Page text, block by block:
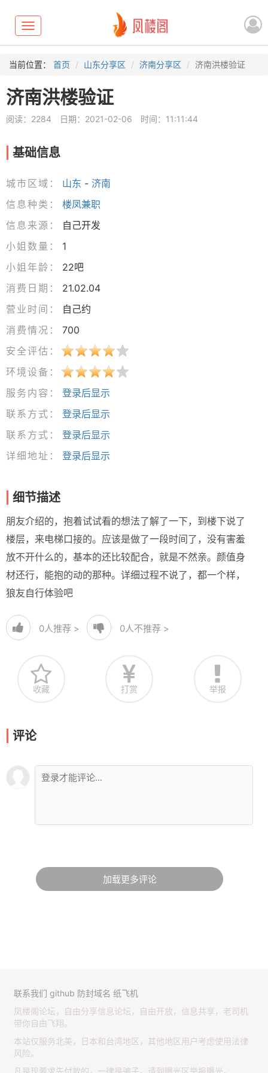
Toggle
navigation
当前位置： 首页 山东分享区 济南分享区 济南洪楼验证
济南洪楼验证
阅读：2284 日期：2021-02-06 时间：11:11:44
基础信息
城市区域： 山东 - 济南
信息种类：
楼凤兼职
信息来源：
自己开发
小姐数量：
1
小姐年龄：
22吧
消费日期：
21.02.04
营业时间：
自己约
消费情况：
700
安全评估：
环境设备：
服务内容：
登录后显示
联系方式：
登录后显示
联系方式：
登录后显示
详细地址：
登录后显示
细节描述
朋友介绍的，抱着试试看的想法了解了一下，到楼下说了
楼层，来电梯口接的。应该是做了一段时间了，没有害羞
放不开什么的，基本的还比较配合，就是不然亲。颜值身
材还行，能抱的动的那种。详细过程不说了，都一个样，
狼友自行体验吧
0人推荐 > 0人不推荐 >
收藏 打赏 举报
评论
加载更多评论
联系我们 github 防封域名 纸飞机
凤楼阁论坛，自由分享信息论坛，自由开放，信息共享，老司机
带你自由飞翔。
本站仅服务北美，日本和台湾地区，其他地区用户考虑使用法律
风险。
凡是现要求先付款的，一律是骗子，请到曝光区举报曝光。